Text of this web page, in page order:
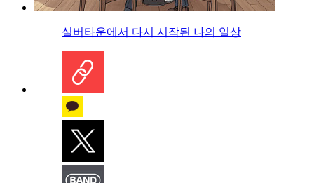
실버타운에서 다시 시작된 나의 일상